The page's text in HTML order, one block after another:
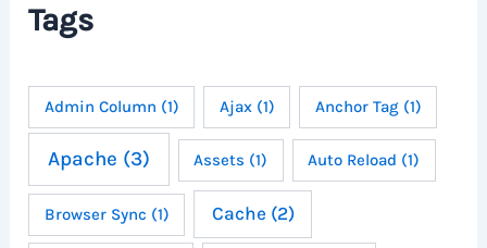
s
Tags
Admin Column (1) Ajax(1) Anchor Tag(1)
Apache (3) Assets (1) Auto Reload (1)
Browser Sync (1) Cache (2)